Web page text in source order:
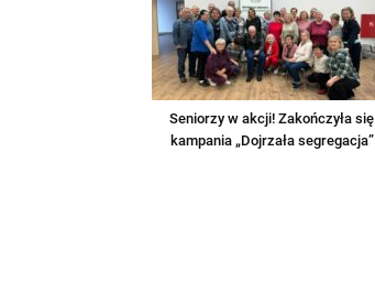
Seniorzy w akcji! Zakończyła się
kampania „Dojrzała segregacja”